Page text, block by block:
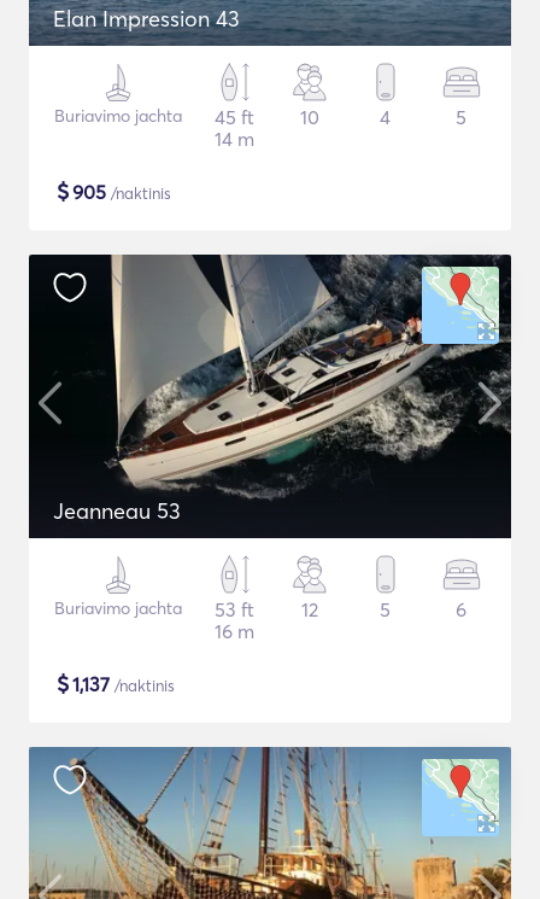
Elan Impression 43
Buriavimo jachta
45 ft
14 m
10 4 5
$905 /naktinis
Jeanneau 53
Buriavimo jachta
53 ft
16 m
12 5 6
$1,137 /naktinis